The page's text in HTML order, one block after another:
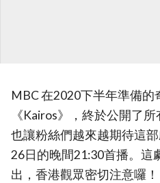
MBC 在2020下半年準備的
《Kairos》，終於公開了
也讓粉絲們越來越期待這
26日的晚間21:30首播。這
出，香港觀眾密切注意囉！